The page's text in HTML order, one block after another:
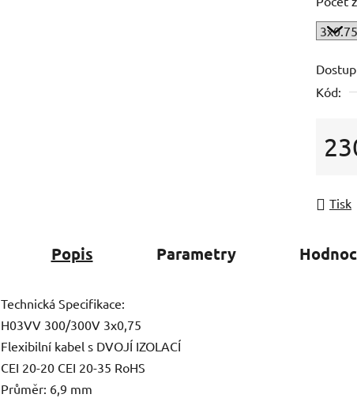
Kód:
Tisk
Popis Parametry
Technická Specifikace:
H03VV 300/300V 3x0,75
Flexibilní kabel s DVOJÍ IZOLACÍ
CEI 20-20 CEI 20-35 RoHS
Průměr: 6,9 mm